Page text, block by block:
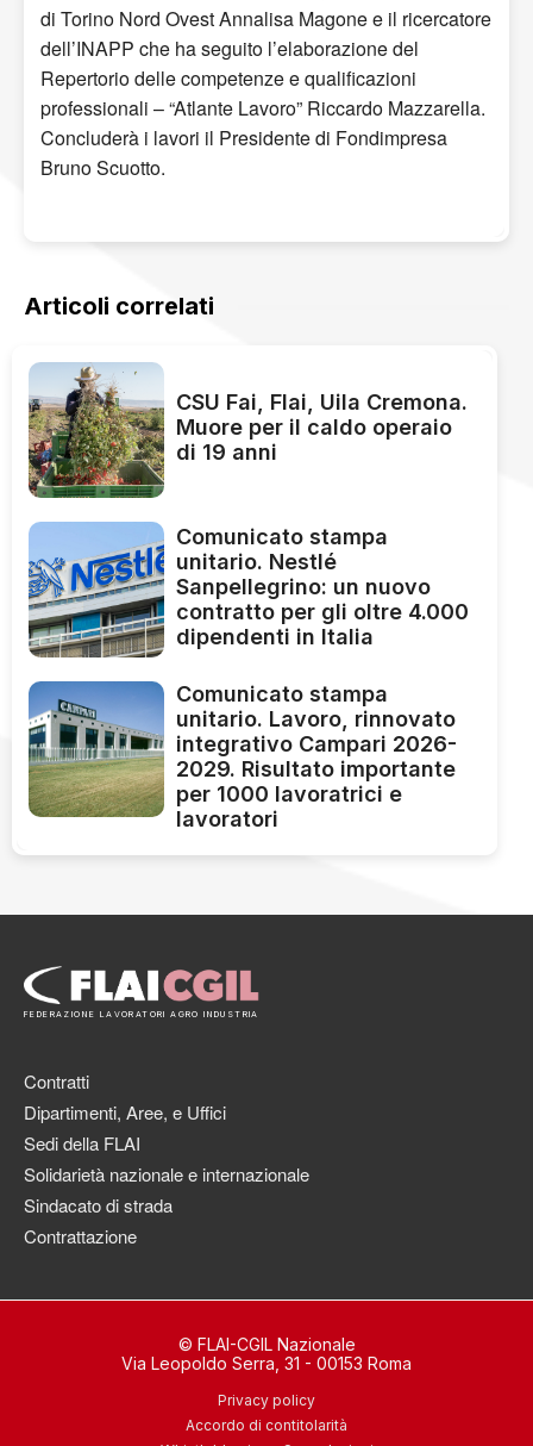
di Torino Nord Ovest Annalisa Magone e il ricercatore
dell’INAPP che ha seguito l’elaborazione del
Repertorio delle competenze e qualificazioni
professionali – “Atlante Lavoro” Riccardo Mazzarella.
Concluderà i lavori il Presidente di Fondimpresa
Bruno Scuotto.
Articoli correlati
CSU Fai, Flai, Uila Cremona.
Muore per il caldo operaio
di 19 anni
Comunicato stampa
unitario. Nestlé
Sanpellegrino: un nuovo
contratto per gli oltre 4.000
dipendenti in Italia
Comunicato stampa
unitario. Lavoro, rinnovato
integrativo Campari 2026-
2029. Risultato importante
per 1000 lavoratrici e
lavoratori
FEDERAZIONE LAVORATORI AGRO INDUSTRIA
Contratti
Dipartimenti, Aree, e Uffici
Sedi della FLAI
Solidarietà nazionale e internazionale
Sindacato di strada
Contrattazione
© FLAI-CGIL Nazionale
Via Leopoldo Serra, 31 - 00153 Roma
Privacy policy
Accordo di contitolarità